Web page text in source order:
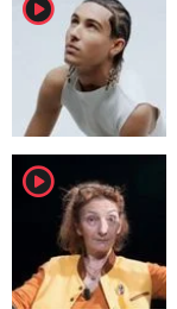
player2
player2